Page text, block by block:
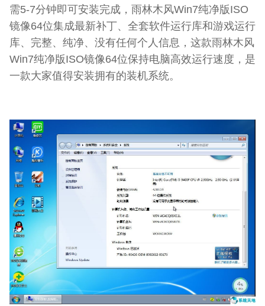
需5-7分钟即可安装完成，雨林木风Win7纯净版ISO
镜像64位集成最新补丁、全套软件运行库和游戏运行
库、完整、纯净、没有任何个人信息，这款雨林木风
Win7纯净版ISO镜像64位保持电脑高效运行速度，是
一款大家值得安装拥有的装机系统。